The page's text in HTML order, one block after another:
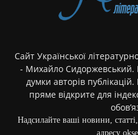
Сайт Української
- Михайло Сидоржевський.
думки авторів
пряме відкрите для
Надсилайте ваші новини,
адресу